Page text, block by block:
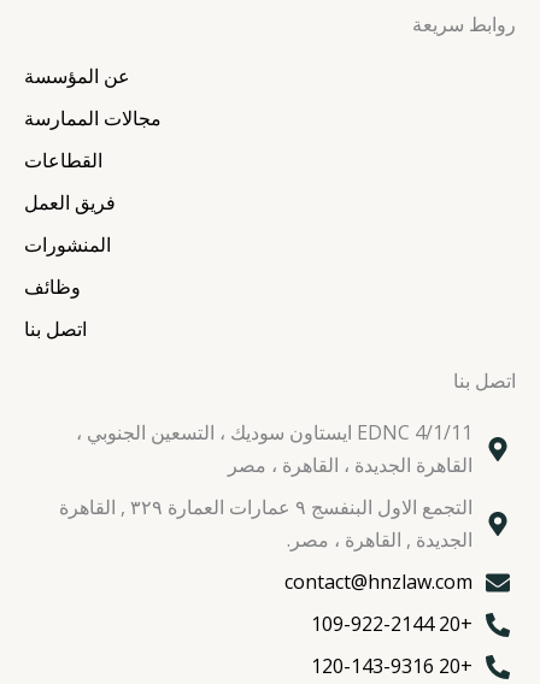
t
e
r
g
r
a
m
روابط سريعة
عن المؤسسة
مجالات الممارسة
القطاعات
فريق العمل
المنشورات
وظائف
اتصل بنا
اتصل بنا
EDNC 4/1/11 ايستاون سوديك ، التسعين الجنوبي ،
القاهرة الجديدة ، القاهرة ، مصر
التجمع الاول البنفسج ٩ عمارات العمارة ٣٢٩ , القاهرة
الجديدة , القاهرة ، مصر.
contact@hnzlaw.com
+20 109-922-2144
+20 120-143-9316